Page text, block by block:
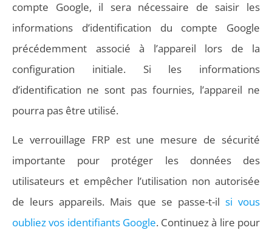
compte Google, il sera nécessaire de saisir les
informations d’identification du compte Google
précédemment associé à l’appareil lors de la
configuration initiale. Si les informations
d’identification ne sont pas fournies, l’appareil ne
pourra pas être utilisé.
Le verrouillage FRP est une mesure de sécurité
importante pour protéger les données des
utilisateurs et empêcher l’utilisation non autorisée
de leurs appareils. Mais que se passe-t-il si vous
oubliez vos identifiants Google. Continuez à lire pour